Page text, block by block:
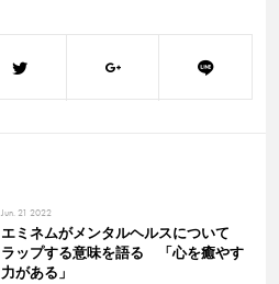
Jun. 21 2022
エミネムがメンタルヘルスについて
ラップする意味を語る 「心を癒やす
力がある」